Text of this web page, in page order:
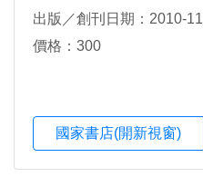
出版／創刊日期：2010-11
價格：300
國家書店(開新視窗)